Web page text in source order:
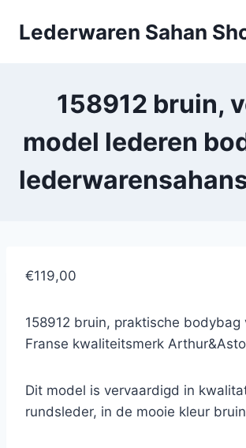
Lederwaren Sahan
158912 bruin,
model lederen
€119,00
158912 bruin, praktische bodybag
Franse kwaliteitsmerk
Dit model is vervaardigd in
rundsleder, in de mooie kleur